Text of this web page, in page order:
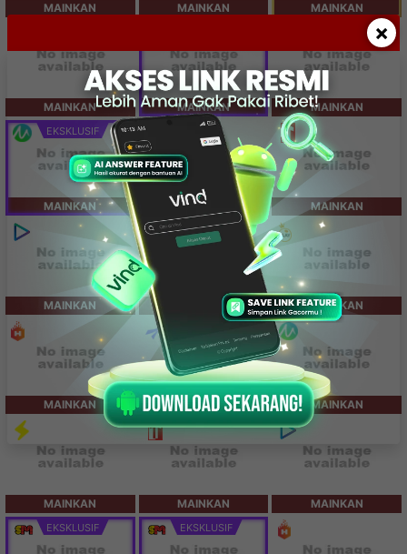
×
MAINKAN MAINKAN MAINKAN
MAINKAN MAINKAN MAINKAN
EKSKLUSIF
MAINKAN MAINKAN MAINKAN
MAINKAN MAINKAN MAINKAN
MAINKAN MAINKAN MAINKAN
MAINKAN MAINKAN MAINKAN
EKSKLUSIF EKSKLUSIF